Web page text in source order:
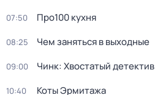
07:50 Про100 кухня
08:25 Чем заняться в выходные
09:00 Чинк: Хвостатый детектив
10:40 Коты Эрмитажа